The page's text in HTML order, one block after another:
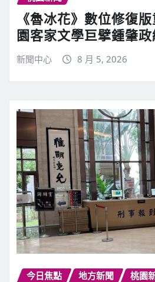
《魯冰花》數位修復
園客家文學巨擘鍾肇
新聞中心 8 月 5, 2026
今日焦點 地方新聞 桃園